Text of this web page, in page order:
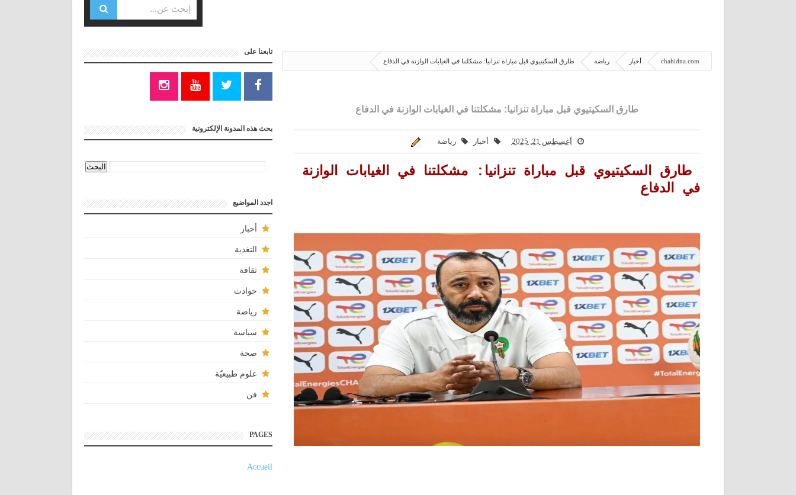
chahidna.com أخبار رياضة طارق السكيتيوي قبل مباراة تنزانيا: مشكلتنا في الغيابات الوازنة في الدفاع
طارق السكيتيوي قبل مباراة تنزانيا: مشكلتنا في الغيابات الوازنة في الدفاع
أغسطس 21, 2025 أخبار رياضة
طارق السكيتيوي قبل مباراة تنزانيا: مشكلتنا في الغيابات الوازنة
في الدفاع
تابعنا على
بحث هذه المدونة الإلكترونية
اجدد المواضيع
أخبار
التغدية
ثقافة
حوادث
رياضة
سياسة
صحة
علوم طبيعيّة
فن
PAGES
Accueil